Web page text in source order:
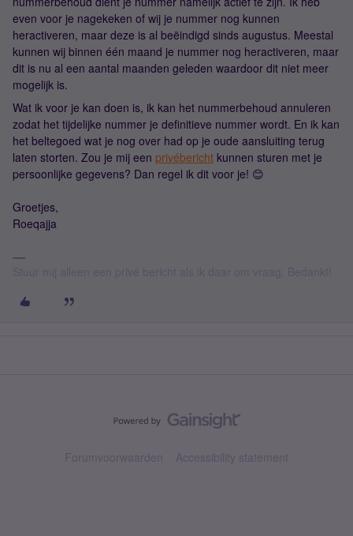
even voor je nagekeken of wij je nummer nog kunnen
heractiveren, maar deze is al beëindigd sinds augustus. Meestal
kunnen wij binnen één maand je nummer nog heractiveren, maar
dit is nu al een aantal maanden geleden waardoor dit niet meer
mogelijk is.
Wat ik voor je kan doen is, ik kan het nummerbehoud annuleren
zodat het tijdelijke nummer je definitieve nummer wordt. En ik kan
het beltegoed wat je nog over had op je oude aansluiting terug
laten storten. Zou je mij een privébericht kunnen sturen met je
persoonlijke gegevens? Dan regel ik dit voor je! 😊
Groetjes,
Roeqajja
Forumvoorwaarden Accessibility statement